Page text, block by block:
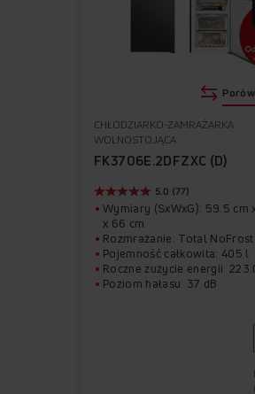
CHŁODZIARKO-ZAMRAŻARKA
WOLNOSTOJĄCA
FK3706E.2DFZXC (D)
5.0 (77)
Wymiary (SxWxG): 59.5 cm
x 66 cm
Rozmrażanie: Total NoFrost
Pojemność całkowita: 405 l
Roczne zużycie energii:
Poziom hałasu: 37 dB